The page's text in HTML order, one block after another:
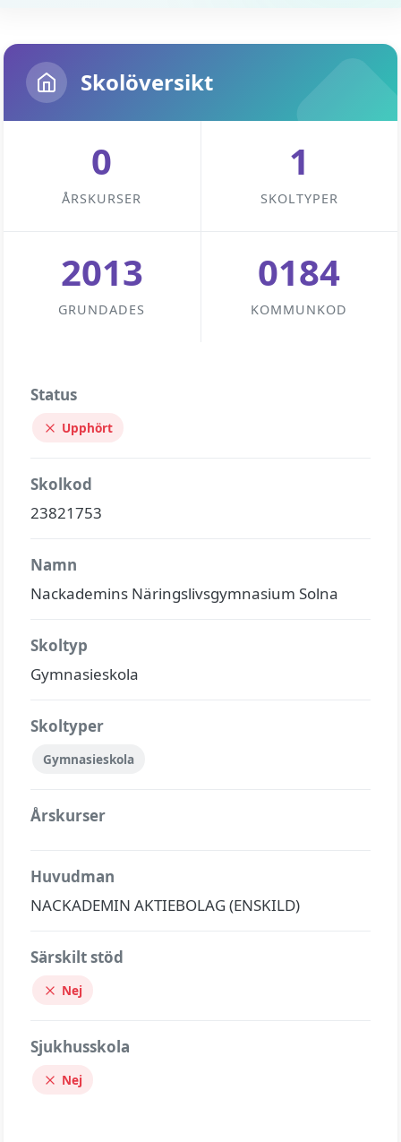
Skolöversikt
0
ÅRSKURSER
1
SKOLTYPER
2013
GRUNDADES
0184
KOMMUNKOD
Status
Upphört
Skolkod
23821753
Namn
Nackademins Näringslivsgymnasium Solna
Skoltyp
Gymnasieskola
Skoltyper
Gymnasieskola
Årskurser
Huvudman
NACKADEMIN AKTIEBOLAG (ENSKILD)
Särskilt stöd
Nej
Sjukhusskola
Nej